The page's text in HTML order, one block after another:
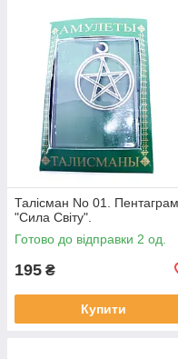
це його енергія. До
відразу після покупки ви
Кожен знак нанесений на
певну область буття і
куплений. Важливим
певним амулетом та
атрибуту.
Більше інформації
Талісман No 01.
"Сила Світу".
Готово до відправки 2 од.
195 ₴
Купити